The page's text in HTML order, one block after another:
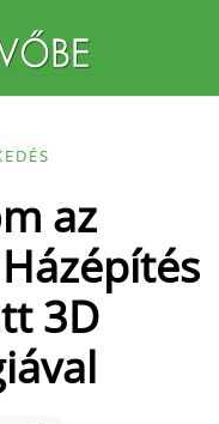
az
3D